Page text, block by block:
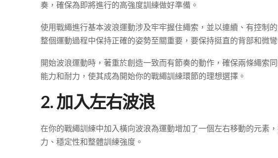
奏，確保為即將進行的高強度訓練做好準備。
使用戰繩進行基本波浪運動涉及牢牢握住繩索，並以連續、有控制
整個運動過程中保持正確的姿勢至關重要，要保持挺直的背部和微彎
開始波浪運動時，著重於創造一致而有節奏的動作，確保兩條繩索
能力和耐力，使其成為開始你的戰繩訓練環節的理想選擇。
2. 加入左右波浪
在你的戰繩訓練中加入橫向波浪為運動增加了一個左右移動的元素
力、穩定性和整體訓練強度。